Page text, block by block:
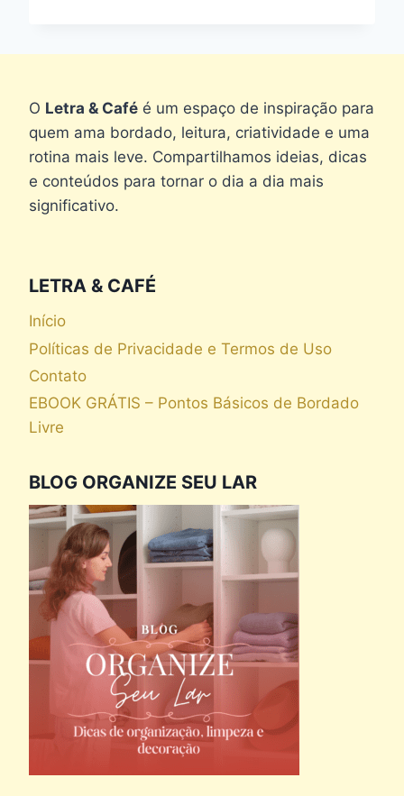
HOLMES,
ARTHUR
CONAN
DOYLE
O Letra & Café é um espaço de inspiração para
quem ama bordado, leitura, criatividade e uma
rotina mais leve. Compartilhamos ideias, dicas
e conteúdos para tornar o dia a dia mais
significativo.
LETRA & CAFÉ
Início
Políticas de Privacidade e Termos de Uso
Contato
EBOOK GRÁTIS – Pontos Básicos de Bordado
Livre
BLOG ORGANIZE SEU LAR